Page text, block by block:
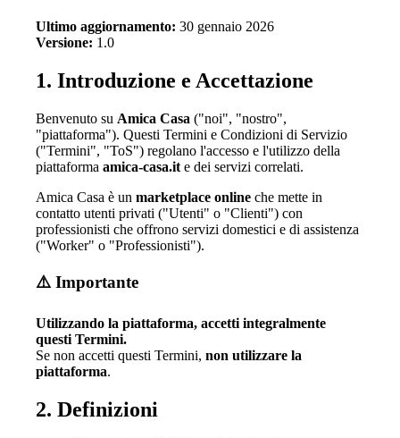
Ultimo aggiornamento: 30 gennaio 2026
Versione: 1.0
1. Introduzione e Accettazione
Benvenuto su Amica Casa ("noi", "nostro",
"piattaforma"). Questi Termini e Condizioni di Servizio
("Termini", "ToS") regolano l'accesso e l'utilizzo della
piattaforma amica-casa.it e dei servizi correlati.
Amica Casa è un marketplace online che mette in
contatto utenti privati ("Utenti" o "Clienti") con
professionisti che offrono servizi domestici e di assistenza
("Worker" o "Professionisti").
⚠️ Importante
Utilizzando la piattaforma, accetti integralmente
questi Termini.
Se non accetti questi Termini, non utilizzare la
piattaforma.
2. Definizioni